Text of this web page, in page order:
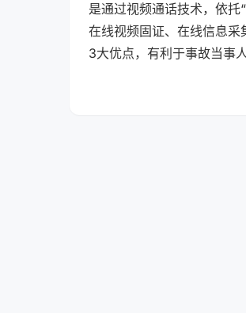
是通过视频通话技术，依
在线视频固证、在线信息
3大优点，有利于事故当事